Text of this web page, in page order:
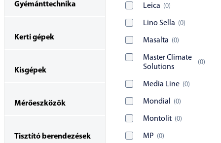
Leica (0)
Lino Sella (0)
Masalta (0)
Master Climate
Solutions
(0)
Media Line (0)
Mondial (0)
Montolit (0)
MP (0)
Gyémánttechnika
Kerti gépek
Kisgépek
Mérőeszközök
Tisztító berendezések